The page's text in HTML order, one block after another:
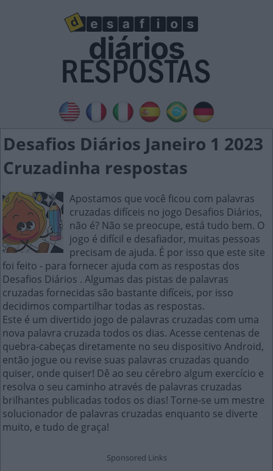
Desafios Diários Janeiro 1 2023
Cruzadinha respostas
Apostamos que você ficou com palavras
cruzadas difíceis no jogo Desafios Diários,
não é? Não se preocupe, está tudo bem. O
jogo é difícil e desafiador, muitas pessoas
precisam de ajuda. É por isso que este site
foi feito - para fornecer ajuda com as respostas dos
Desafios Diários . Algumas das pistas de palavras
cruzadas fornecidas são bastante difíceis, por isso
decidimos compartilhar todas as respostas.
Este é um divertido jogo de palavras cruzadas com uma
nova palavra cruzada todos os dias. Acesse centenas de
quebra-cabeças diretamente no seu dispositivo Android,
então jogue ou revise suas palavras cruzadas quando
quiser, onde quiser! Dê ao seu cérebro algum exercício e
resolva o seu caminho através de palavras cruzadas
brilhantes publicadas todos os dias! Torne-se um mestre
solucionador de palavras cruzadas enquanto se diverte
muito, e tudo de graça!